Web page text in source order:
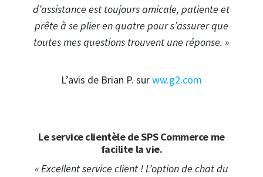
d’assistance est toujours amicale, patiente et
prête à se plier en quatre pour s’assurer que
toutes mes questions trouvent une réponse. »
L’avis de Brian P. surww.g2.com
Le service clientèle de SPS Commerce me
facilite la vie.
« Excellent service client ! L’option de chat du